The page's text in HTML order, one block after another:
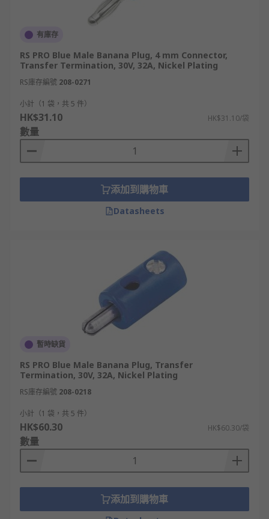
有庫存
RS PRO Blue Male Banana Plug, 4 mm Connector,
Transfer Termination, 30V, 32A, Nickel Plating
RS庫存編號 208-0271
小計（1 袋，共 5 件）
HK$31.10 HK$31.10/袋
數量
添加到購物車
Datasheets
暫時缺貨
RS PRO Blue Male Banana Plug, Transfer
Termination, 30V, 32A, Nickel Plating
RS庫存編號 208-0218
小計（1 袋，共 5 件）
HK$60.30 HK$60.30/袋
數量
添加到購物車